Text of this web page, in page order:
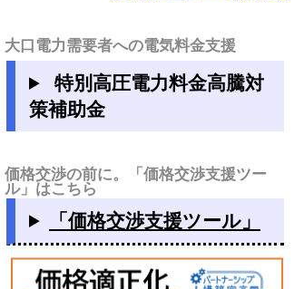
大口電力需要者への電気料金支援
特別高圧電力料金高騰対
策補助金
価格交渉の前に。「価格交渉支援ツー
ル」はこちら
「価格交渉支援ツール」